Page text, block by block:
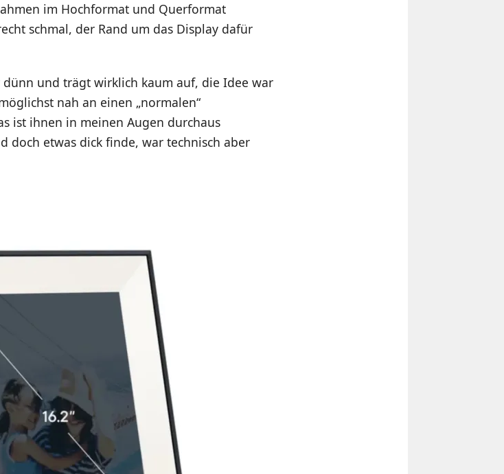
im Hochformat und Querformat
schmal, der Rand um das Display dafür
dünn und trägt wirklich kaum auf, die Idee war
nah an einen „normalen“
ist ihnen in meinen Augen durchaus
doch etwas dick finde, war technisch aber